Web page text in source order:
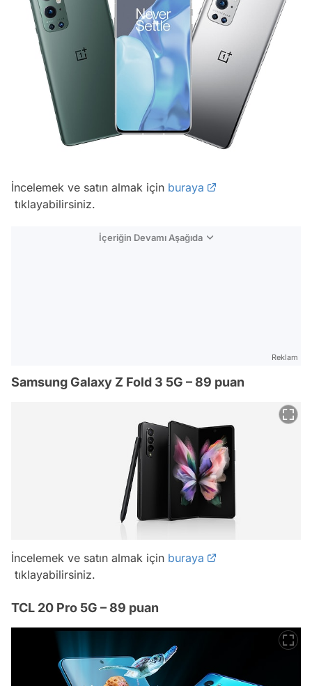
İncelemek ve satın almak için buraya
tıklayabilirsiniz.
İçeriğin Devamı Aşağıda
Reklam
Samsung Galaxy Z Fold 3 5G – 89 puan
İncelemek ve satın almak için buraya
tıklayabilirsiniz.
TCL 20 Pro 5G – 89 puan